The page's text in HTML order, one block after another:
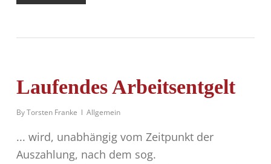
Laufendes Arbeitsentgelt
ByTorsten Franke Allgemein
... wird, unabhängig vom Zeitpunkt der
Auszahlung, nach dem sog.